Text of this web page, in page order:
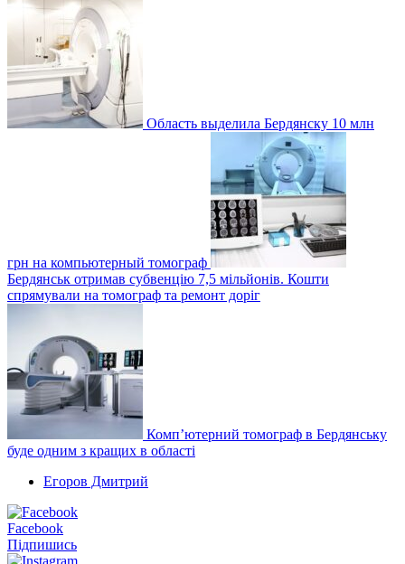
Область выделила Бердянску 10 млн
грн на компьютерный томограф
Бердянськ отримав субвенцію 7,5 мільйонів. Кошти
спрямували на томограф та ремонт доріг
Комп’ютерний томограф в Бердянську
буде одним з кращих в області
Егоров Дмитрий
Facebook
Підпишись